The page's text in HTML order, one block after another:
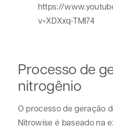
https://
v=XDXxq-TMl74
Processo de
nitrogênio
O processo de geração
Nitrowise é baseado na